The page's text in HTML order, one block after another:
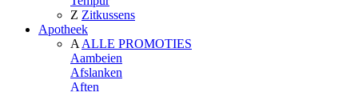
Z Zitkussens
Apotheek
A ALLE PROMOTIES
Aambeien
Afslanken
Aften